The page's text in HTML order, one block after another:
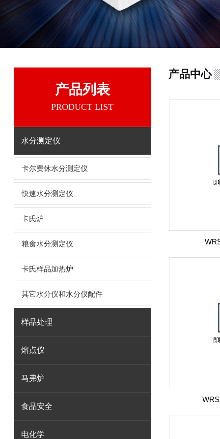
产品列表
PRODUCT LIST
水分测定仪
卡尔费休水分测定仪
快速水分测定仪
卡氏炉
粮食水分测定仪
卡氏样品加热炉
其它水分仪和水分仪配件
样品处理
熔点仪
马弗炉
食品安全
电化学
产品中心